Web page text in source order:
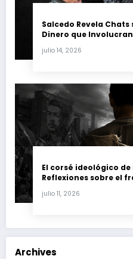
Salcedo Revela Chats
Dinero que
julio 14, 2026
El corsé ideológico
Reflexiones sobre el
julio 11, 2026
Archives